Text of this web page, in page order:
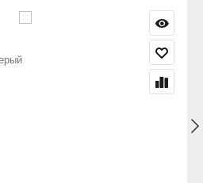
Женский халат Ласка Серый